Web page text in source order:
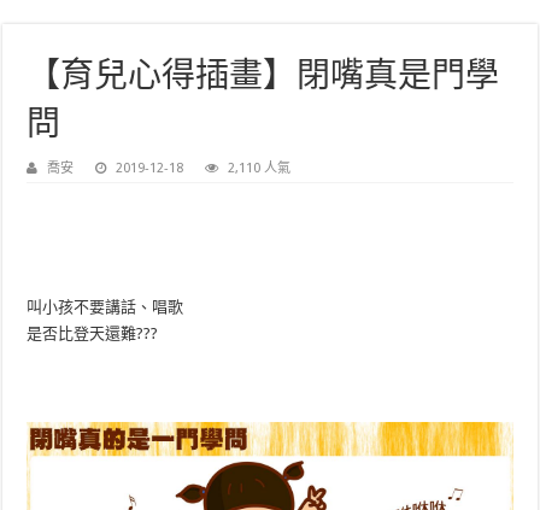
【育兒心得插畫】閉嘴真是門學
問
喬安 2019-12-18 2,110 人氣
叫小孩不要講話、唱歌
是否比登天還難???